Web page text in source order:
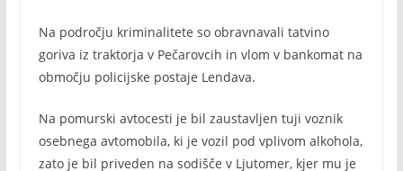
Na področju kriminalitete so obravnavali tatvino
goriva iz traktorja v Pečarovcih in vlom v bankomat na
območju policijske postaje Lendava.
Na pomurski avtocesti je bil zaustavljen tuji voznik
osebnega avtomobila, ki je vozil pod vplivom alkohola,
zato je bil priveden na sodišče v Ljutomer, kjer mu je